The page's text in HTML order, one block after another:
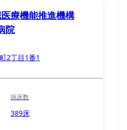
療機能推進機構
院
2丁目1番1
病床数
389床